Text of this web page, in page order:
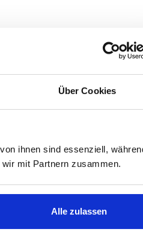
Über Cookies
ihnen sind essenziell,
mit Partnern zusammen.
Alle zulassen
sich in den Server der
der Bibliothek, Sie können
die viele Bücher auch
schon viel digital im
Sie so kostenlos Online
Auch um zu
ein paar Bücher als